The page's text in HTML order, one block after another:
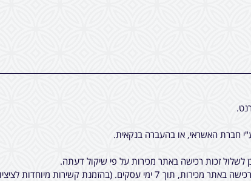
חברת האשראי, או בהעברה בנקאית.
זכות רכישה באתר מכירות על פי שיקול דעתה.
לציציות, יתכן עוד עיכוב קטן).